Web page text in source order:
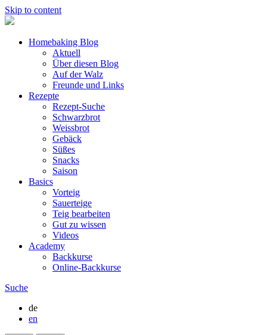
Skip to content
Homebaking Blog
Aktuell
Über diesen Blog
Auf der Walz
Freunde und Links
Rezepte
Rezept-Suche
Schwarzbrot
Weissbrot
Gebäck
Süßes
Snacks
Saison
Basics
Vorteig
Sauerteige
Teig bearbeiten
Gut zu wissen
Videos
Academy
Backkurse
Online-Backkurse
Suche
de
en